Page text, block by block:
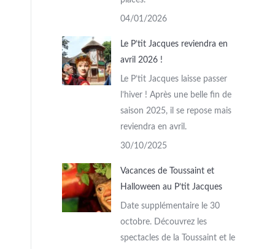
04/01/2026
Le P’tit Jacques reviendra en
avril 2026 !
Le P’tit Jacques laisse passer
l’hiver ! Après une belle fin de
saison 2025, il se repose mais
reviendra en avril.
30/10/2025
Vacances de Toussaint et
Halloween au P’tit Jacques
Date supplémentaire le 30
octobre. Découvrez les
spectacles de la Toussaint et le